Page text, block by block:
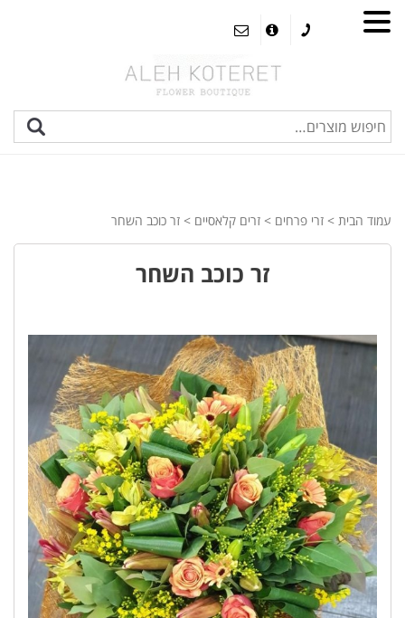
עמוד הבית > זרי פרחים > זרים קלאסיים > זר כוכב השחר
זר כוכב השחר